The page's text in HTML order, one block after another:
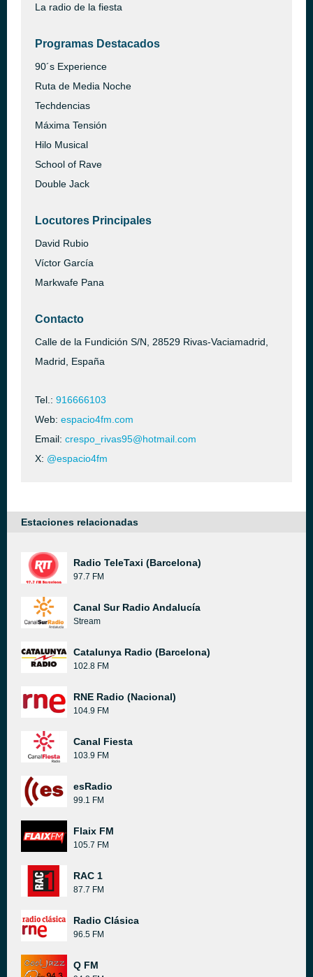
La radio de la fiesta
Programas Destacados
90´s Experience
Ruta de Media Noche
Techdencias
Máxima Tensión
Hilo Musical
School of Rave
Double Jack
Locutores Principales
David Rubio
Víctor García
Markwafe Pana
Contacto
Calle de la Fundición S/N, 28529 Rivas-Vaciamadrid,
Madrid, España
Tel.: 916666103
Web: espacio4fm.com
Email: crespo_rivas95@hotmail.com
X: @espacio4fm
Estaciones relacionadas
Radio TeleTaxi (Barcelona)
97.7 FM
Canal Sur Radio Andalucía
Stream
Catalunya Radio (Barcelona)
102.8 FM
RNE Radio (Nacional)
104.9 FM
Canal Fiesta
103.9 FM
esRadio
99.1 FM
Flaix FM
105.7 FM
RAC 1
87.7 FM
Radio Clásica
96.5 FM
Q FM